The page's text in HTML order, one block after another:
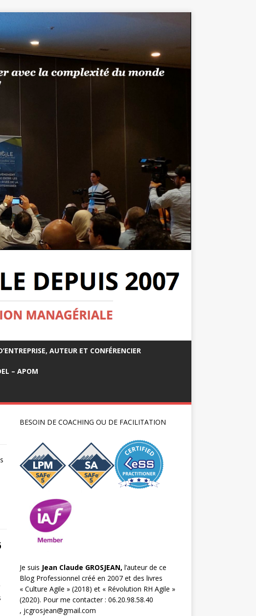
AUTEUR ET CONFÉRENCIER
– APOM
BESOIN DE COACHING OU DE FACILITATION
Je suis Jean Claude GROSJEAN, l’auteur de ce
Blog Professionnel créé en 2007 et des livres
« Culture Agile » (2018) et « Révolution RH Agile »
(2020). Pour me contacter : 06.20.98.58.40
, jcgrosjean@gmail.com